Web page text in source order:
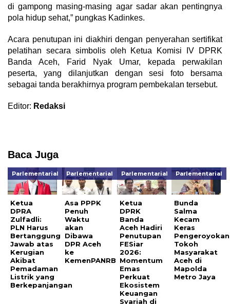
di gampong masing-masing agar sadar akan pentingnya
pola hidup sehat,” pungkas Kadinkes.
Acara penutupan ini diakhiri dengan penyerahan sertifikat
pelatihan secara simbolis oleh Ketua Komisi IV DPRK
Banda Aceh, Farid Nyak Umar, kepada perwakilan
peserta, yang dilanjutkan dengan sesi foto bersama
sebagai tanda berakhirnya program pembekalan tersebut.
Editor: Redaksi
Baca Juga
Parlementarial
Ketua
DPRA
Zulfadli:
PLN Harus
Bertanggung
Jawab atas
Kerugian
Akibat
Pemadaman
Listrik yang
Berkepanjangan
Parlementarial
Asa PPPK
Penuh
Waktu
akan
Dibawa
DPR Aceh
ke
KemenPANRB
Parlementarial
Ketua
DPRK
Banda
Aceh Hadiri
Penutupan
FESiar
2026:
Momentum
Emas
Perkuat
Ekosistem
Keuangan
Syariah di
Parlementarial
Bunda
Salma
Kecam
Keras
Pengeroyokan
Tokoh
Masyarakat
Aceh di
Mapolda
Metro Jaya